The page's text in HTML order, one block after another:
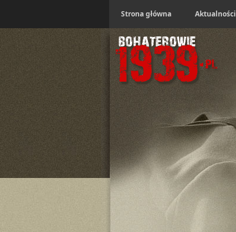
Strona główna Aktualności